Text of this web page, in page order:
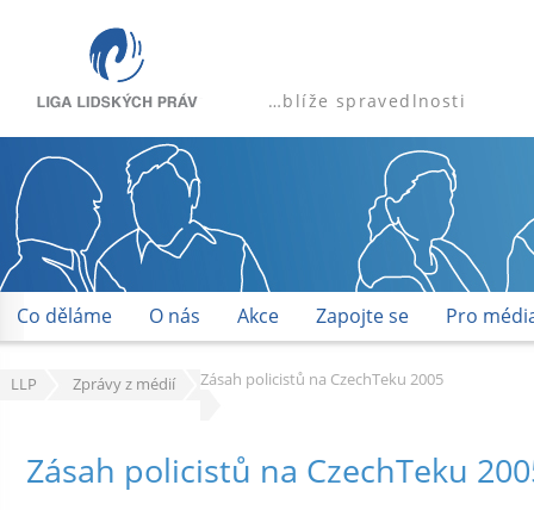
…blíže spravedlnosti
Co děláme O nás Akce Zapojte se Pro
LLP Zprávy z médií Zásah policistů na CzechTeku 2005
Zásah policistů na CzechTeku